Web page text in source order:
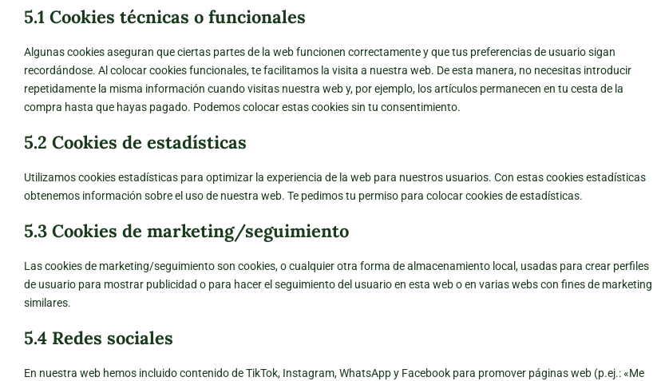
5.1 Cookies técnicas o funcionales
Algunas cookies aseguran que ciertas partes de la web funcionen correctamente y que tus preferencias de usuario sigan
recordándose. Al colocar cookies funcionales, te facilitamos la visita a nuestra web. De esta manera, no necesitas introducir
repetidamente la misma información cuando visitas nuestra web y, por ejemplo, los artículos permanecen en tu cesta de la
compra hasta que hayas pagado. Podemos colocar estas cookies sin tu consentimiento.
5.2 Cookies de estadísticas
Utilizamos cookies estadísticas para optimizar la experiencia de la web para nuestros usuarios. Con estas cookies estadísticas
obtenemos información sobre el uso de nuestra web. Te pedimos tu permiso para colocar cookies de estadísticas.
5.3 Cookies de marketing/seguimiento
Las cookies de marketing/seguimiento son cookies, o cualquier otra forma de almacenamiento local, usadas para crear perfiles
de usuario para mostrar publicidad o para hacer el seguimiento del usuario en esta web o en varias webs con fines de marketing
similares.
5.4 Redes sociales
En nuestra web hemos incluido contenido de TikTok, Instagram, WhatsApp y Facebook para promover páginas web (p.ej.: «Me